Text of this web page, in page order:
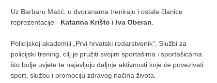
Uz Barbaru Matić, u dvoranama treniraju i ostale članice
reprezentacije - Katarina Krišto i Iva Oberan.
Policijskoj akademiji „Prvi hrvatski redarstvenik“, Službi za
policijski trening, cilj je pružiti svojim sportašima i sportašicama
što bolje uvjete te najavljuju daljnje aktivnosti koje će povezivati
sport, službu i promociju zdravog načina života.